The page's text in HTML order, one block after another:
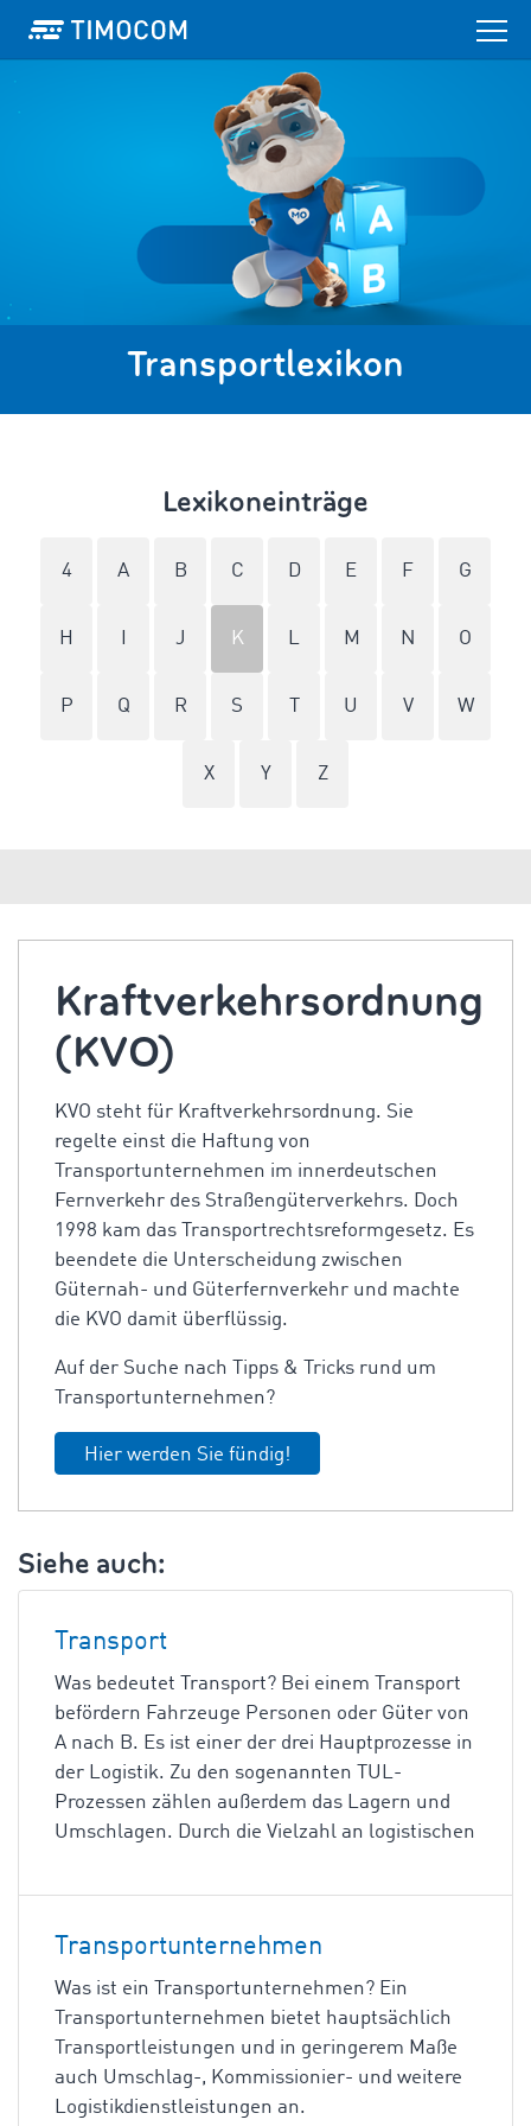
Transportlexikon
Lexikoneinträge
4 A B C D E F G
H J K L M N O
P Q R S U V W
X Y Z
Kraftverkehrsordnung
(KVO)
KVO steht für Kraftverkehrsordnung. Sie
regelte einst die Haftung von
Transportunternehmen im innerdeutschen
Fernverkehr des Straßengüterverkehrs. Doch
1998 kam das Transportrechtsreformgesetz. Es
beendete die Unterscheidung zwischen
Güternah- und Güterfernverkehr und machte
die KVO damit überflüssig.
Auf der Suche nach Tipps & Tricks rund um
Transportunternehmen?
Hier werden Sie fündig!
Siehe auch:
Transport
Was bedeutet Transport? Bei einem Transport
befördern Fahrzeuge Personen oder Güter von
A nach B. Es ist einer der drei Hauptprozesse in
der Logistik. Zu den sogenannten TUL-
Prozessen zählen außerdem das Lagern und
Umschlagen. Durch die Vielzahl an logistischen
Transportunternehmen
Was ist ein Transportunternehmen? Ein
Transportunternehmen bietet hauptsächlich
Transportleistungen und in geringerem Maße
auch Umschlag-, Kommissionier- und weitere
Logistikdienstleistungen an.